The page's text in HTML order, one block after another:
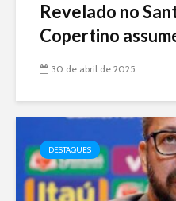
Revelado no
Copertino
30 de abril de 2025
DESTAQUES